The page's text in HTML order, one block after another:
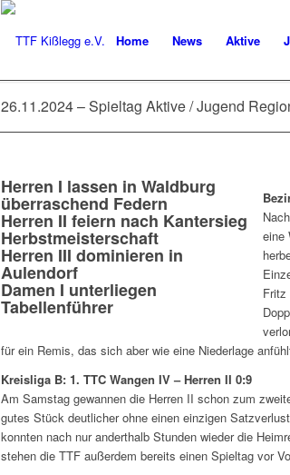
Home News Aktive
26.11.2024 – Spieltag Aktive / Jugend
Herren I lassen in Waldburg
überraschend Federn
Herren II feiern nach Kantersieg
Herbstmeisterschaft
Herren III dominieren in
Aulendorf
Damen I unterliegen
Tabellenführer
eine
Fritz
für ein Remis, das sich aber wie eine Niederlage
Kreisliga B: 1. TTC Wangen IV – Herren II 0:9
Am Samstag gewannen die Herren II schon zum
gutes Stück deutlicher ohne einen einzigen
konnten nach nur anderthalb Stunden wieder die
stehen die TTF außerdem bereits einen Spieltag vor